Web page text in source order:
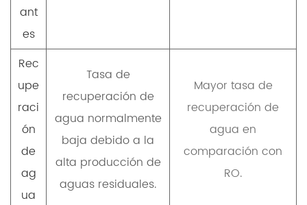
ant
es
Rec
upe
raci
ón
de
ag
ua
Tasa de
recuperación de
agua normalmente
baja debido a la
alta producción de
aguas residuales.
Mayor tasa de
recuperación de
agua en
comparación con
RO.